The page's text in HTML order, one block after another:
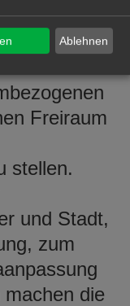
oder
Freiraum
stellen.
und Stadt,
zum
die
Ablehnen